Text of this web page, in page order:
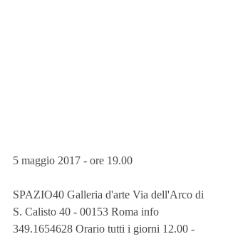
5 maggio 2017 - ore 19.00
SPAZIO40 Galleria d'arte Via dell'Arco di
S. Calisto 40 - 00153 Roma info
349.1654628 Orario tutti i giorni 12.00 -